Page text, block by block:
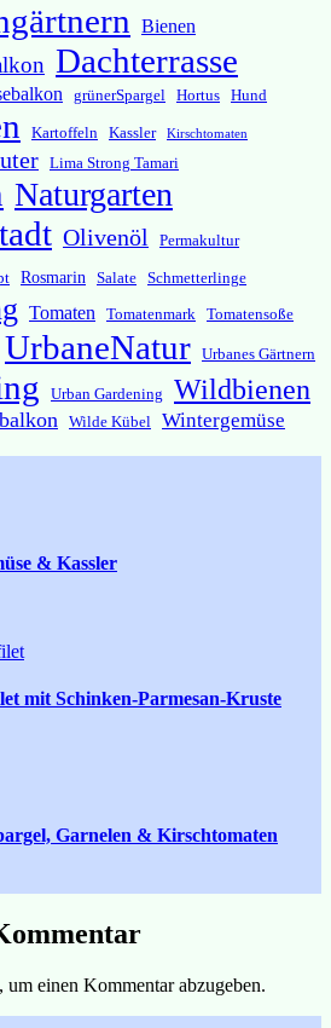
Bienen
Dachterrasse
grünerSpargel Hortus Hund
Kartoffeln Kassler Kirschtomaten
Lima Strong Tamari
Naturgarten
Olivenöl Permakultur
Rosmarin Salate Schmetterlinge
Tomaten Tomatenmark Tomatensoße
UrbaneNatur Urbanes Gärtnern
Urban Gardening Wildbienen
Wilde Kübel Wintergemüse
& Kassler
mit Schinken-Parmesan-Kruste
Garnelen & Kirschtomaten
um einen Kommentar abzugeben.